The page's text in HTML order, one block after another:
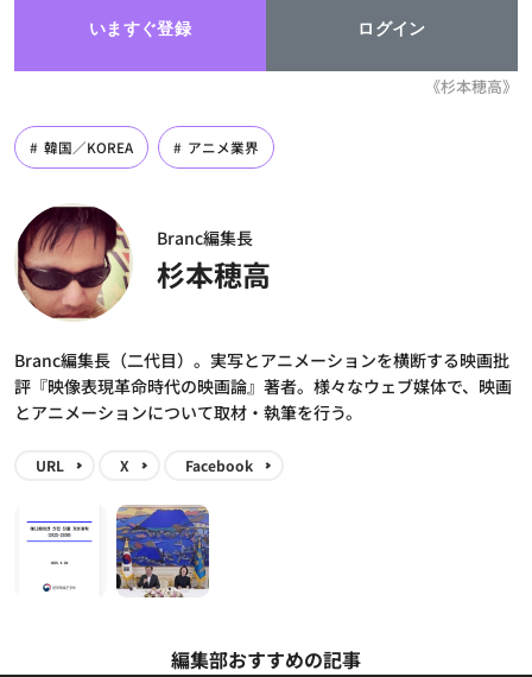
いますぐ登録 ログイン
《杉本穂高》
韓国／KOREA アニメ業界
Branc編集長
杉本穂高
Branc編集長（二代目）。実写とアニメーションを横断する映画批
評『映像表現革命時代の映画論』著者。様々なウェブ媒体で、映画
とアニメーションについて取材・執筆を行う。
URL X Facebook
編集部おすすめの記事